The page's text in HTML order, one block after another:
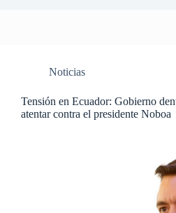
Noticias
Tensión en Ecuador: Gobierno
atentar contra el presidente Noboa